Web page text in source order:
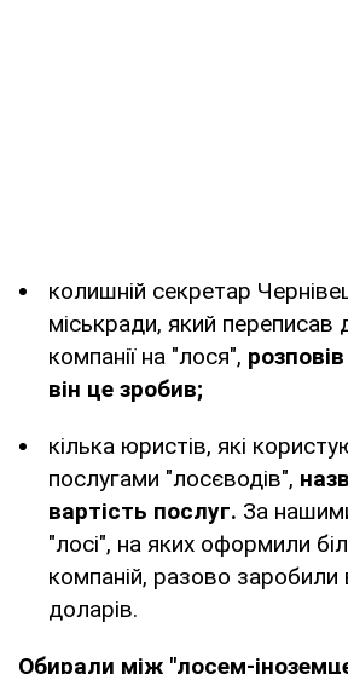
колишній секретар
міськради, який переписав
компанії на "лося",
він це зробив;
кілька юристів, які
послугами "лосєводів",
вартість послуг. За
"лосі", на яких оформили
компаній, разово заробили
доларів.
Обирали між "лосем-